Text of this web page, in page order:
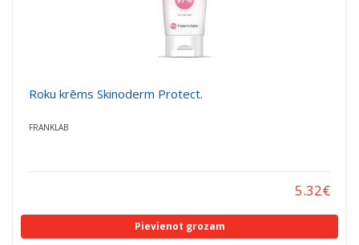
Roku krēms Skinoderm Protect.
FRANKLAB
5.32€
Pievienot grozam